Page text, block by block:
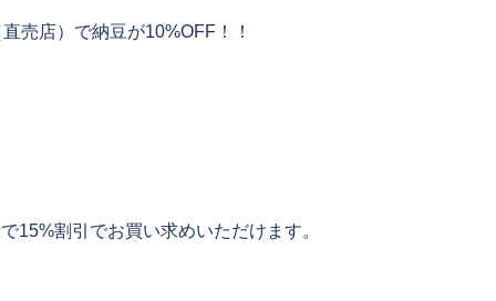
売店）で納豆が10%OFF！！
15%割引でお買い求めいただけます。